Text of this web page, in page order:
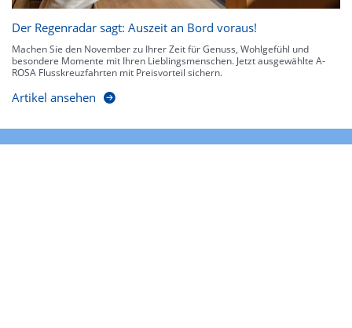
Der Regenradar sagt: Auszeit an Bord voraus!
Machen Sie den November zu Ihrer Zeit für Genuss, Wohlgefühl und
besondere Momente mit Ihren Lieblingsmenschen. Jetzt ausgewählte A-
ROSA Flusskreuzfahrten mit Preisvorteil sichern.
Artikel ansehen